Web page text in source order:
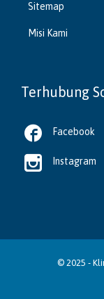
Sitemap
Misi Kami
Terhubung
 Facebook
 Instagram
© 2025 -